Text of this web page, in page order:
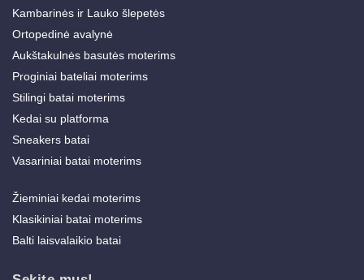
Kambarinės ir Lauko šlepetės
Ortopedinė avalynė
Aukštakulnės basutės moterims
Proginiai bateliai moterims
Stilingi batai moterims
Kedai su platforma
Sneakers batai
Vasariniai batai moterims
Žieminiai kedai moterims
Klasikiniai batai moterims
Balti laisvalaikio batai